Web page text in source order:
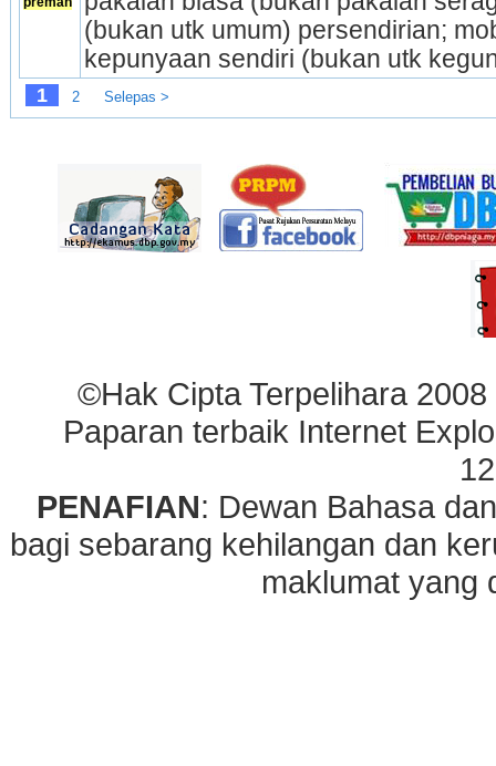
(bukan utk umum) persendirian;
kepunyaan sendiri (bukan utk
1 2 Selepas >
©Hak Cipta Terpelihara
Paparan terbaik Internet
PENAFIAN: Dewan Bahasa
bagi sebarang kehilangan dan
maklumat yang